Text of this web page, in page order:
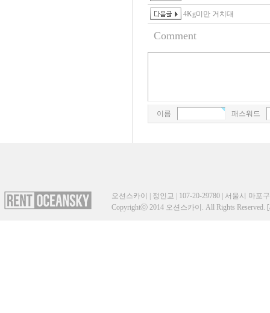
4Kg미만 거치대
Comment
이름 패스워드
오션스카이 | 정인교 | 107-20-29780 | 서울시 마포
Copyrightⓒ 2014 오션스카이. All Rights Reserved.